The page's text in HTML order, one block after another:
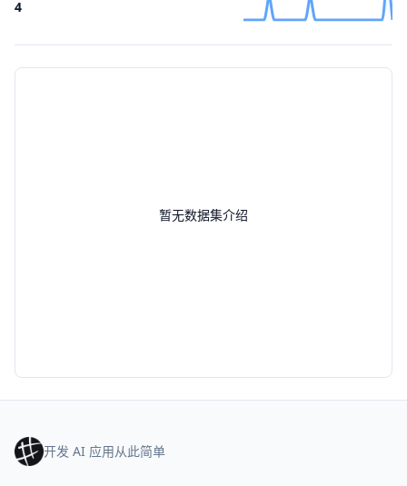
暂无数据集介绍
4
开发 AI 应用从此简单